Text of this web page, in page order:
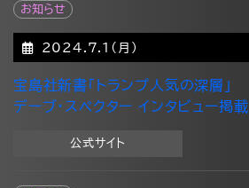
お知らせ
2024.7.1(月)
宝島社新書「トランプ人気の深層」
デーブ・スペクター インタビュー掲載
公式サイト